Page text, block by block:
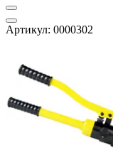
Артикул: 0000302